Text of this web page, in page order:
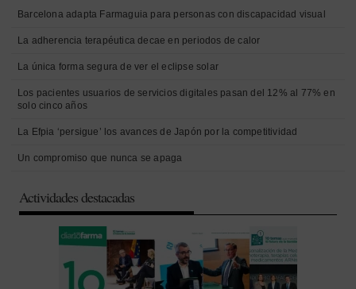
Barcelona adapta Farmaguia para personas con discapacidad visual
La adherencia terapéutica decae en periodos de calor
La única forma segura de ver el eclipse solar
Los pacientes usuarios de servicios digitales pasan del 12% al 77% en
solo cinco años
La Efpia ‘persigue’ los avances de Japón por la competitividad
Un compromiso que nunca se apaga
Actividades destacadas